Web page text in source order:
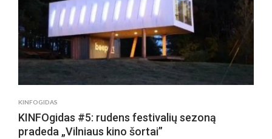
ADOMAIČIU.
KINO
SAVAITĖS
STARTAS
KITI
KINFOGIDAS
KINFOgidas #5: rudens festivalių sezoną
pradeda „Vilniaus kino šortai”